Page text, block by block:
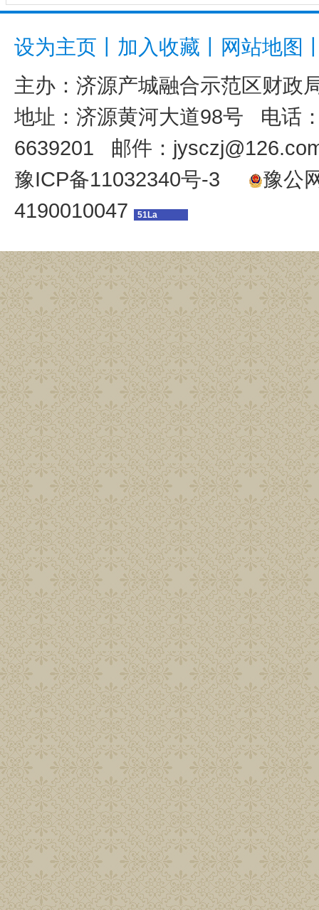
设为主页 加入收藏 网站地图
主办： 济源产城融合示范区财政
地址：济源黄河大道98号 电话
6639201 邮件：
豫ICP备11032340号-3
豫公
4190010047
51La